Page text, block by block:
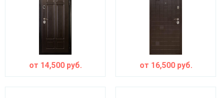
от 14,500руб. от 16,500руб.